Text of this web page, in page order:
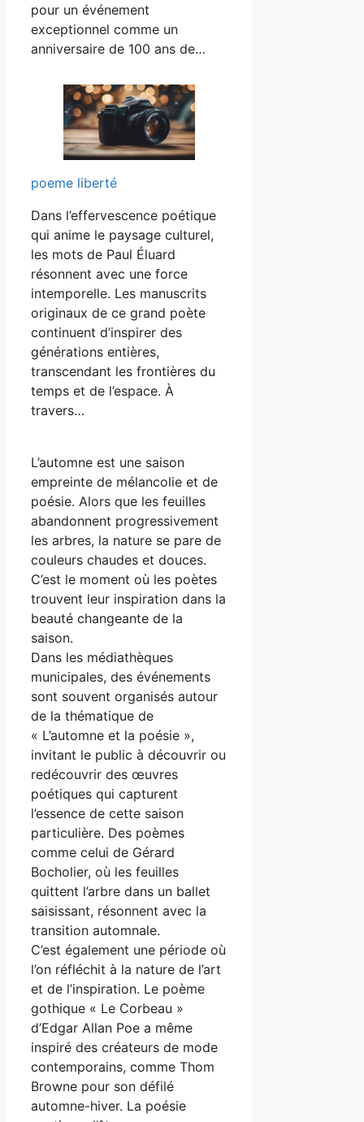
pour un événement
exceptionnel comme un
anniversaire de 100 ans de…
poeme liberté
Dans l’effervescence poétique
qui anime le paysage culturel,
les mots de Paul Éluard
résonnent avec une force
intemporelle. Les manuscrits
originaux de ce grand poète
continuent d’inspirer des
générations entières,
transcendant les frontières du
temps et de l’espace. À
travers…
L’automne est une saison
empreinte de mélancolie et de
poésie. Alors que les feuilles
abandonnent progressivement
les arbres, la nature se pare de
couleurs chaudes et douces.
C’est le moment où les poètes
trouvent leur inspiration dans la
beauté changeante de la
saison.
Dans les médiathèques
municipales, des événements
sont souvent organisés autour
de la thématique de
« L’automne et la poésie »,
invitant le public à découvrir ou
redécouvrir des œuvres
poétiques qui capturent
l’essence de cette saison
particulière. Des poèmes
comme celui de Gérard
Bocholier, où les feuilles
quittent l’arbre dans un ballet
saisissant, résonnent avec la
transition automnale.
C’est également une période où
l’on réfléchit à la nature de l’art
et de l’inspiration. Le poème
gothique « Le Corbeau »
d’Edgar Allan Poe a même
inspiré des créateurs de mode
contemporains, comme Thom
Browne pour son défilé
automne-hiver. La poésie